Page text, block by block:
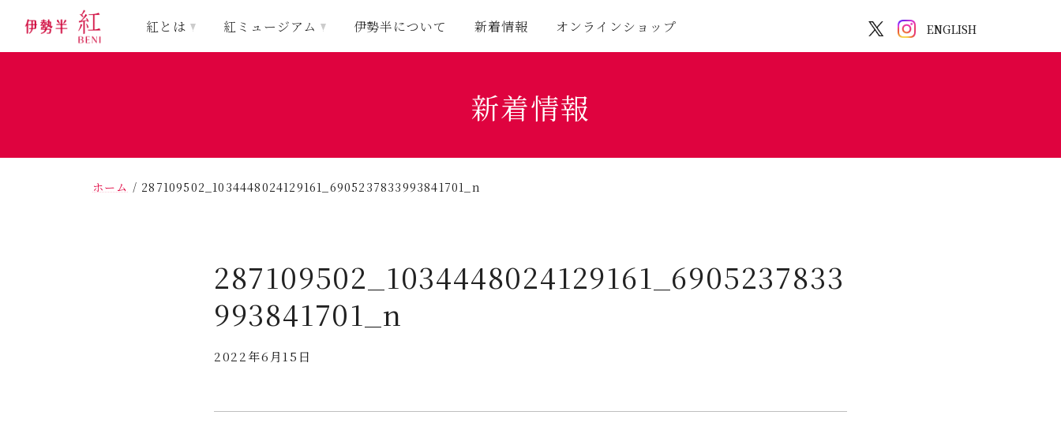
紅とは 紅ミュージアム 伊勢半について 新着情報 オンラインショップ ENGLISH
新着情報
ホーム / 287109502_1034448024129161_6905237833993841701_n
287109502_1034448024129161_6905237833
993841701_n
2022年6月15日